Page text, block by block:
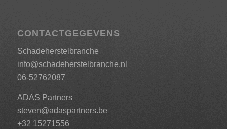
CONTACTGEGEVENS
Schadeherstelbranche
info@schadeherstelbranche.nl
06-52762087
ADAS Partners
steven@adaspartners.be
+32 15271556